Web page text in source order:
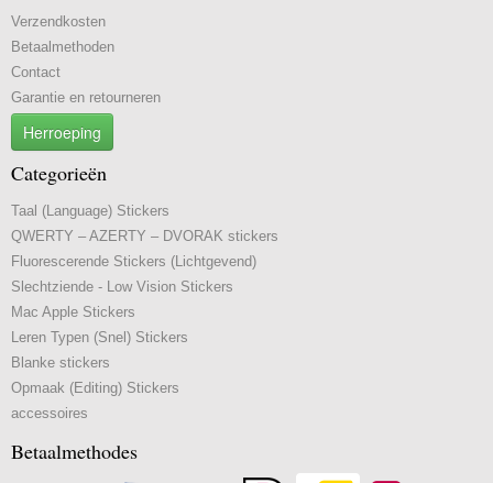
Verzendkosten
Betaalmethoden
Contact
Garantie en retourneren
Herroeping
Categorieën
Taal (Language) Stickers
QWERTY – AZERTY – DVORAK stickers
Fluorescerende Stickers (Lichtgevend)
Slechtziende - Low Vision Stickers
Mac Apple Stickers
Leren Typen (Snel) Stickers
Blanke stickers
Opmaak (Editing) Stickers
accessoires
Betaalmethodes